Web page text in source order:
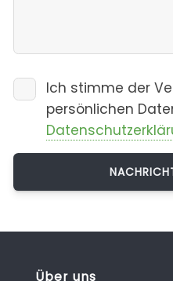
Ich stimme der
persönlichen
Über uns